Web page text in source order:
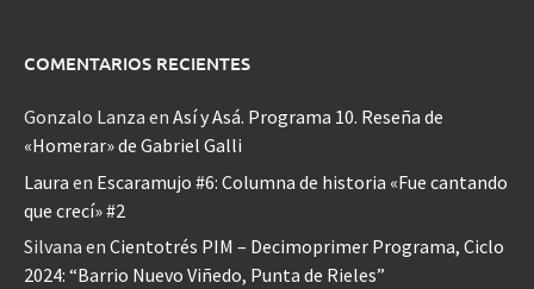
COMENTARIOS RECIENTES
Gonzalo Lanza en Así y Asá. Programa 10. Reseña de
«Homerar» de Gabriel Galli
Laura en Escaramujo #6: Columna de historia «Fue cantando
que crecí» #2
Silvana en Cientotrés PIM – Decimoprimer Programa, Ciclo
2024: “Barrio Nuevo Viñedo, Punta de Rieles”